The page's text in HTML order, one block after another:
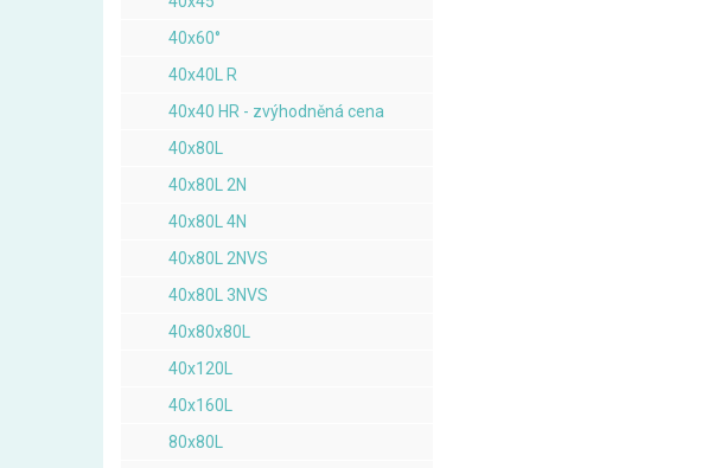
40x60°
40x40L R
40x40 HR - zvýhodněná cena
40x80L
40x80L 2N
40x80L 4N
40x80L 2NVS
40x80L 3NVS
40x80x80L
40x120L
40x160L
80x80L